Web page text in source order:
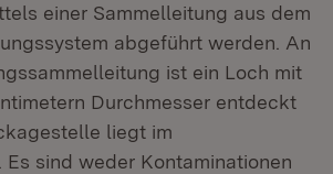
einer Sammelleitung aus dem
abgeführt werden. An
ist ein Loch mit
Durchmesser entdeckt
liegt im
sind weder Kontaminationen